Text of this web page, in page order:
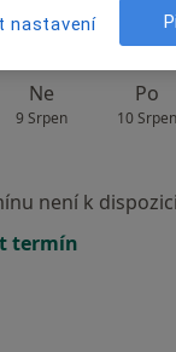
Ne
9 Srpen
Po
10 Srpen
není k dispozici
termín
nastavení